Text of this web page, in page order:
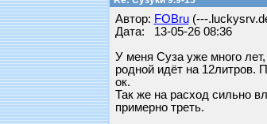
Автор: FOBru(---
Дата: 13-05-26 08:36
У меня Суза уже много
родной идёт на 12литров.
ок.
Так же на расход сильно
примерно треть.